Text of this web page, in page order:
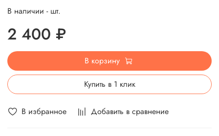
В избранное Добавить в сравнение
В наличии - шт.
2 400 ₽
В корзину
Купить в 1 клик